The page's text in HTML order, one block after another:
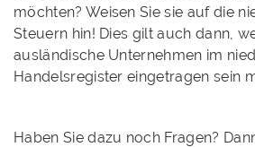
möchten? Weisen Sie sie auf die
Steuern hin! Dies gilt auch dann,
ausländische Unternehmen im
Handelsregister eingetragen sein
Haben Sie dazu noch Fragen?